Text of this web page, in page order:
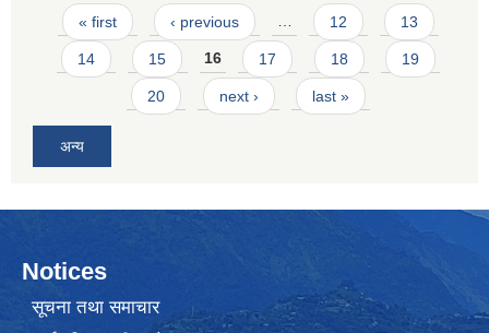
Pages
« first ‹ previous … 12 13
14 15 16 17 18 19
20 next › last »
अन्य
Notices
सूचना तथा समाचार